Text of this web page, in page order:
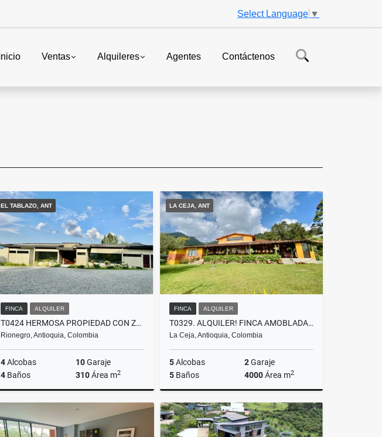
Select Language ▼
Inicio Ventas Alquileres Agentes Contáctenos
EL TABLAZO, ANT
FINCA ALQUILER
T0424 HERMOSA PROPIEDAD CON ZONAS VERDES EN EL TABLAZO ANTIOQUIA
Rionegro, Antioquia, Colombia
4Alcobas 10Garaje
4 Baños 310Área m2
Alquiler
$14.500.000
LA CEJA, ANT
FINCA ALQUILER
T0329. ALQUILER! FINCA AMOBLADA CON EXCELENTE ÁREA SECTOR LA CEJA
La Ceja, Antioquia, Colombia
5Alcobas 2Garaje
5 Baños 4000Área m2
Alquiler
$6.900.000